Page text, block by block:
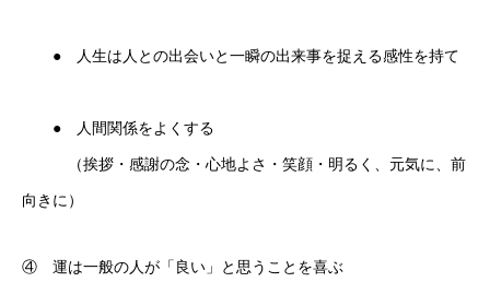
● 人生は人との出会いと一瞬の出来事を捉える感性を持て
● 人間関係をよくする
（挨拶・感謝の念・心地よさ・笑顔・明るく、元気に、前
向きに）
④ 運は一般の人が「良い」と思うことを喜ぶ